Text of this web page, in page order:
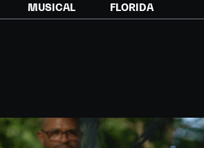
MUSICAL
FLORIDA